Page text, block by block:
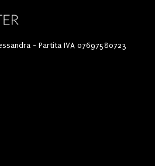
- Partita IVA 07697580723